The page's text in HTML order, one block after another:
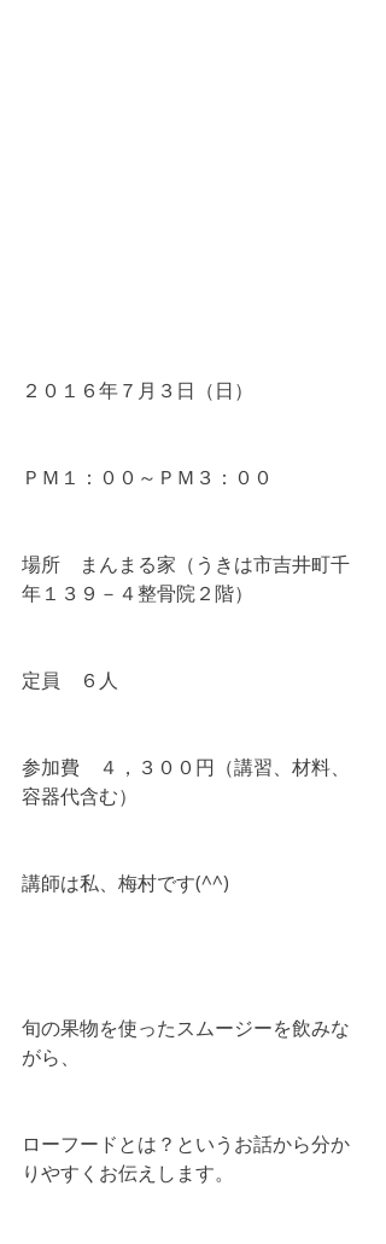
２０１６年７月３日（日）
ＰＭ１：００～ＰＭ３：００
場所　まんまる家（うきは市吉井町千
年１３９－４整骨院２階）
定員　６人
参加費　４，３００円（講習、材料、
容器代含む）
講師は私、梅村です(^^)
旬の果物を使ったスムージーを飲みな
がら、
ローフードとは？というお話から分か
りやすくお伝えします。